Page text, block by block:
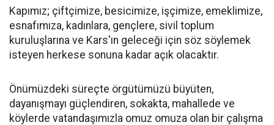
Kapımız; çiftçimize, besicimize, işçimize, emeklimize,
esnafımıza, kadınlara, gençlere, sivil toplum
kuruluşlarına ve Kars'ın geleceği için söz söylemek
isteyen herkese sonuna kadar açık olacaktır.
Önümüzdeki süreçte örgütümüzü büyüten,
dayanışmayı güçlendiren, sokakta, mahallede ve
köylerde vatandaşımızla omuz omuza olan bir çalışma